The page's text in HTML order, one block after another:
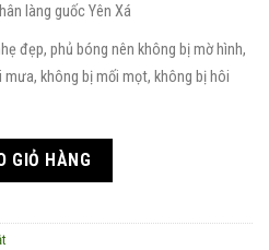
làng guốc Yên Xá
đẹp, phủ bóng nên không bị mờ hình,
không bị mối mọt, không bị hôi
tay Long Phụng sum vầy số lượng
GIỎ HÀNG